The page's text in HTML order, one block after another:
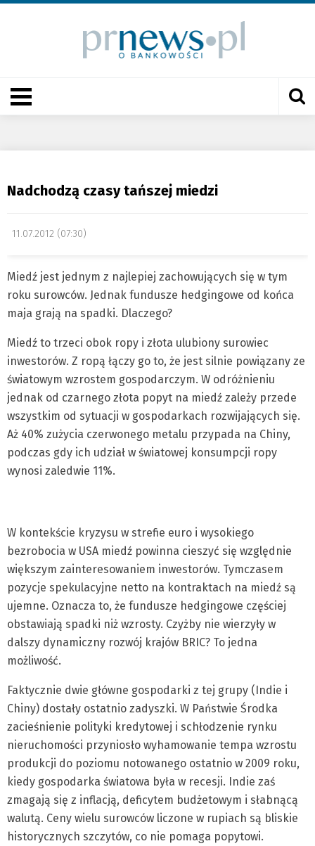
Nadchodzą czasy tańszej miedzi
11.07.2012 (07:30)
Miedź jest jednym z najlepiej zachowujących się w tym
roku surowców. Jednak fundusze hedgingowe od końca
maja grają na spadki. Dlaczego?
Miedź to trzeci obok ropy i złota ulubiony surowiec
inwestorów. Z ropą łączy go to, że jest silnie powiązany ze
światowym wzrostem gospodarczym. W odróżnieniu
jednak od czarnego złota popyt na miedź zależy przede
wszystkim od sytuacji w gospodarkach rozwijających się.
Aż 40% zużycia czerwonego metalu przypada na Chiny,
podczas gdy ich udział w światowej konsumpcji ropy
wynosi zaledwie 11%.
W kontekście kryzysu w strefie euro i wysokiego
bezrobocia w USA miedź powinna cieszyć się względnie
większym zainteresowaniem inwestorów. Tymczasem
pozycje spekulacyjne netto na kontraktach na miedź są
ujemne. Oznacza to, że fundusze hedgingowe częściej
obstawiają spadki niż wzrosty. Czyżby nie wierzyły w
dalszy dynamiczny rozwój krajów BRIC? To jedna
możliwość.
Faktycznie dwie główne gospodarki z tej grupy (Indie i
Chiny) dostały ostatnio zadyszki. W Państwie Środka
zacieśnienie polityki kredytowej i schłodzenie rynku
nieruchomości przyniosło wyhamowanie tempa wzrostu
produkcji do poziomu notowanego ostatnio w 2009 roku,
kiedy gospodarka światowa była w recesji. Indie zaś
zmagają się z inflacją, deficytem budżetowym i słabnącą
walutą. Ceny wielu surowców liczone w rupiach są bliskie
historycznych szczytów, co nie pomaga popytowi.